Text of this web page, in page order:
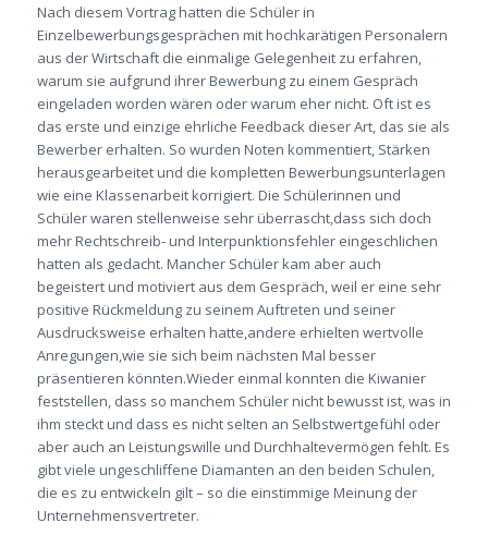
Nach diesem Vortrag hatten die Schüler in
Einzelbewerbungsgesprächen mit hochkarätigen Personalern
aus der Wirtschaft die einmalige Gelegenheit zu erfahren,
warum sie aufgrund ihrer Bewerbung zu einem Gespräch
eingeladen worden wären oder warum eher nicht. Oft ist es
das erste und einzige ehrliche Feedback dieser Art, das sie als
Bewerber erhalten. So wurden Noten kommentiert, Stärken
herausgearbeitet und die kompletten Bewerbungsunterlagen
wie eine Klassenarbeit korrigiert. Die Schülerinnen und
Schüler waren stellenweise sehr überrascht,dass sich doch
mehr Rechtschreib- und Interpunktionsfehler eingeschlichen
hatten als gedacht. Mancher Schüler kam aber auch
begeistert und motiviert aus dem Gespräch, weil er eine sehr
positive Rückmeldung zu seinem Auftreten und seiner
Ausdrucksweise erhalten hatte,andere erhielten wertvolle
Anregungen,wie sie sich beim nächsten Mal besser
präsentieren könnten.Wieder einmal konnten die Kiwanier
feststellen, dass so manchem Schüler nicht bewusst ist, was in
ihm steckt und dass es nicht selten an Selbstwertgefühl oder
aber auch an Leistungswille und Durchhaltevermögen fehlt. Es
gibt viele ungeschliffene Diamanten an den beiden Schulen,
die es zu entwickeln gilt – so die einstimmige Meinung der
Unternehmensvertreter.